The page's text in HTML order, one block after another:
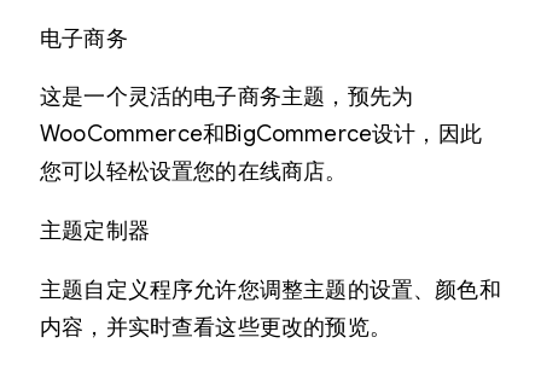
主
v
.
3
量
电子商务
这是一个灵活的电子商务主题，预先为
WooCommerce和BigCommerce设计，因此
您可以轻松设置您的在线商店。
主题定制器
主题自定义程序允许您调整主题的设置、颜色和
内容，并实时查看这些更改的预览。